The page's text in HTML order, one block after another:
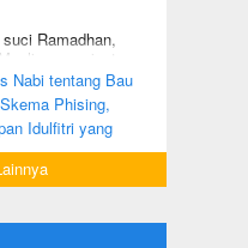
Ramadhan,
yang justru
kesehatan yang
...
Nabi tentang Bau
Secara Bijak
Phising,
Dibajak Kurang
Idulfitri yang
Rasulullah